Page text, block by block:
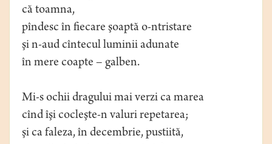
că toamna,
pîndesc în fiecare şoaptă o-ntristare
şi n-aud cîntecul luminii adunate
în mere coapte – galben.
Mi-s ochii dragului mai verzi ca marea
cînd îşi cocleşte-n valuri repetarea;
şi ca faleza, în decembrie, pustiită,